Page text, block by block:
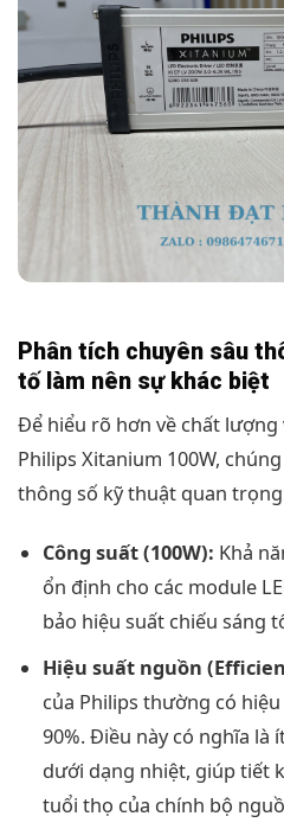
Phân tích chuyên sâu
tố làm nên sự khác biệt
Để hiểu rõ hơn về chất
Philips Xitanium 100W,
thông số kỹ thuật quan
Công suất (100W): Khả
ổn định cho các module
bảo hiệu suất chiếu sáng
Hiệu suất nguồn
của Philips thường có
90%. Điều này có nghĩa là
dưới dạng nhiệt, giúp tiết
tuổi thọ của chính bộ